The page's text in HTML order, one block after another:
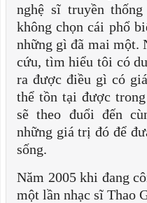
nghệ sĩ truyền
không chọn cái phổ
những gì đã mai một.
cứu, tìm hiểu tôi có
ra được điều gì có
thể tồn tại được
sẽ theo đuổi đến
những giá trị đó để
sống.
Năm 2005 khi đang
một lần nhạc sĩ Thao